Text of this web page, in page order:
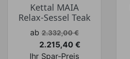
Kettal MAIA
Relax-Sessel Teak
Verkaufspreis
ab 2.332,00 €
Preis
2.215,40 €
Ihr Spar-Preis